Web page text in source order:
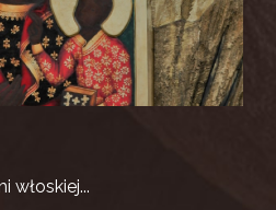
włoskiej...